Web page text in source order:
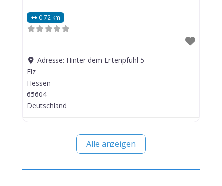
0.72 km
Adresse: Hinter dem Entenpfuhl 5
Elz
Hessen
65604
Deutschland
Alle anzeigen